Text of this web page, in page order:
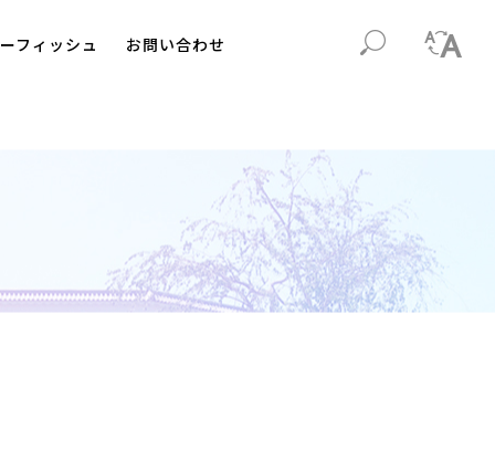
フィッシュ お問い合わせ